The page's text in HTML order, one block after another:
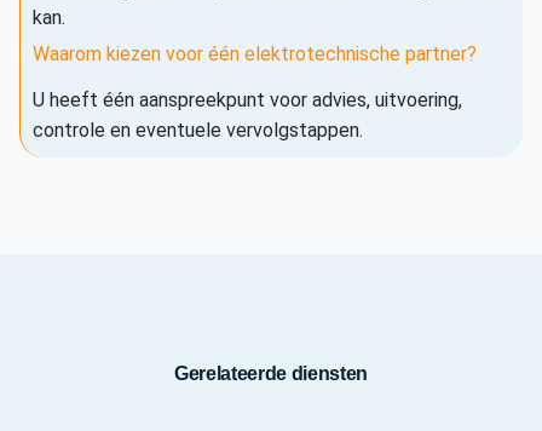
kan.
Waarom kiezen voor één elektrotechnische partner?
U heeft één aanspreekpunt voor advies, uitvoering,
controle en eventuele vervolgstappen.
Gerelateerde diensten